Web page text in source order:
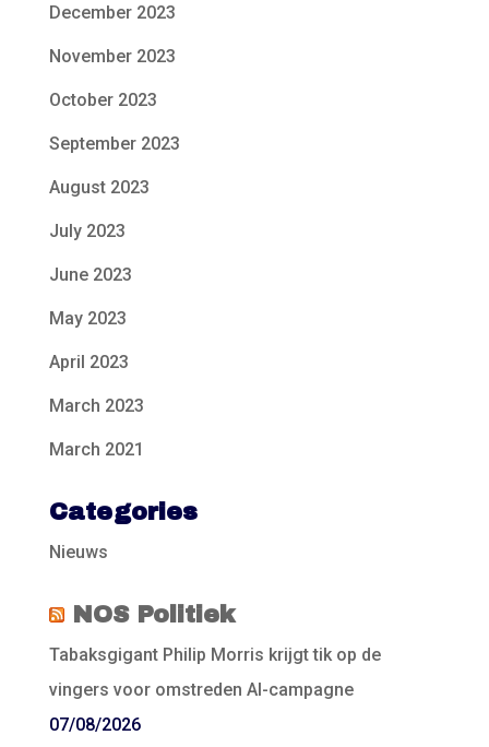
December 2023
November 2023
October 2023
September 2023
August 2023
July 2023
June 2023
May 2023
April 2023
March 2023
March 2021
Categories
Nieuws
NOS Politiek
Tabaksgigant Philip Morris krijgt tik op de
vingers voor omstreden AI-campagne
07/08/2026